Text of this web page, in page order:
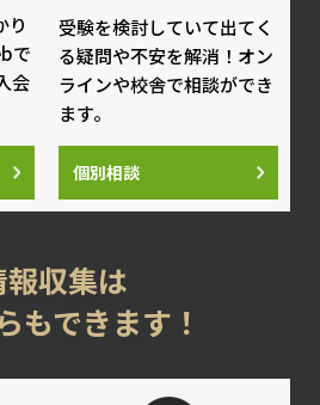
り
で
会
受験を検討していて出てく
る疑問や不安を解消！オン
ラインや校舎で相談ができ
ます。
個別相談
収集は
もできます！